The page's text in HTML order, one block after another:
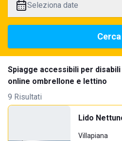
Seleziona date
Cerca
Spiagge accessibili per
online ombrellone e lettino
9 Risultati
Lido
Villapiana